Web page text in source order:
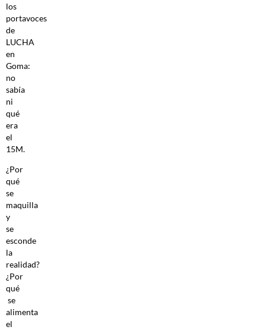
los
portavoces
de
LUCHA
en
Goma:
no
sabía
ni
qué
era
el
15M.
¿Por
qué
se
maquilla
y
se
esconde
la
realidad?
¿Por
qué
se
alimenta
el